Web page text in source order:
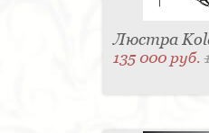
Люстра
135 000 руб.